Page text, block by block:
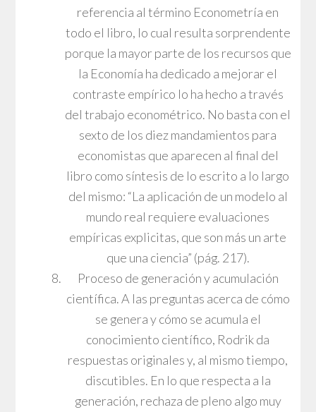
referencia al término Econometría en
todo el libro, lo cual resulta sorprendente
porque la mayor parte de los recursos que
la Economía ha dedicado a mejorar el
contraste empírico lo ha hecho a través
del trabajo econométrico. No basta con el
sexto de los diez mandamientos para
economistas que aparecen al final del
libro como síntesis de lo escrito a lo largo
del mismo: “La aplicación de un modelo al
mundo real requiere evaluaciones
empíricas explicitas, que son más un arte
que una ciencia” (pág. 217).
Proceso de generación y acumulación
científica. A las preguntas acerca de cómo
se genera y cómo se acumula el
conocimiento científico, Rodrik da
respuestas originales y, al mismo tiempo,
discutibles. En lo que respecta a la
generación, rechaza de pleno algo muy